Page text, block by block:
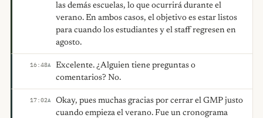
las demás escuelas, lo que ocurrirá durante el
verano. En ambos casos, el objetivo es estar listos
para cuando los estudiantes y el staff regresen en
agosto.
16:48A
Excelente. ¿Alguien tiene preguntas o
comentarios? No.
17:02A
Okay, pues muchas gracias por cerrar el GMP justo
cuando empieza el verano. Fue un cronograma